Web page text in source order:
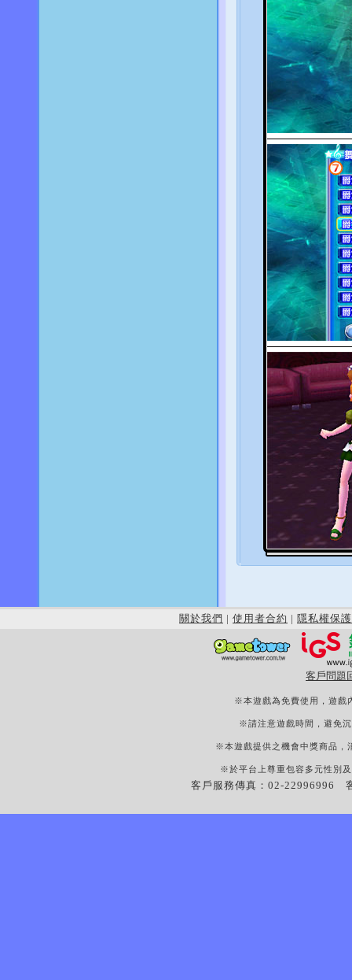
關於我們 | 使用者合約 | 隱私權保護
客戶問題
※本遊戲為免費使用，遊戲
※請注意遊戲時間，避免
※本遊戲提供之機會中獎商品，
※於平台上尊重包容多元性別
客戶服務傳真：02-22996996